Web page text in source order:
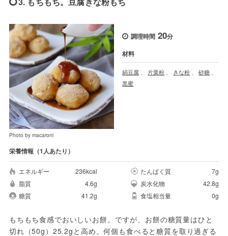
Photo by macaroni
調理時間 20分
材料
絹豆腐 片栗粉 きな粉 、砂糖
黒蜜
栄養情報（1人あたり）
エネルギー 236kcal たんぱく質
7g
脂質
4.6g 炭水化物
42.8g
糖質
41.2g 食塩相当量 0g
もちもち食感でおいしいお餅。ですが、お餅の糖質量はひと
切れ（50g）25.2gと高め。何個も食べると糖質を取り過ぎる